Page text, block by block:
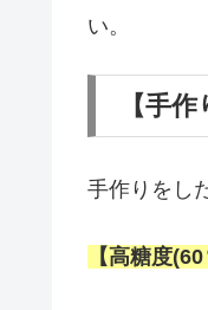
い。
【手
手作りをし
【高糖度